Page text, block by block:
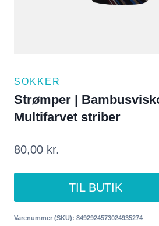
SOKKER
Strømper |
Multifarvet striber
80,00 kr.
TIL BUTIK
Varenummer (SKU): 8492924573024935274